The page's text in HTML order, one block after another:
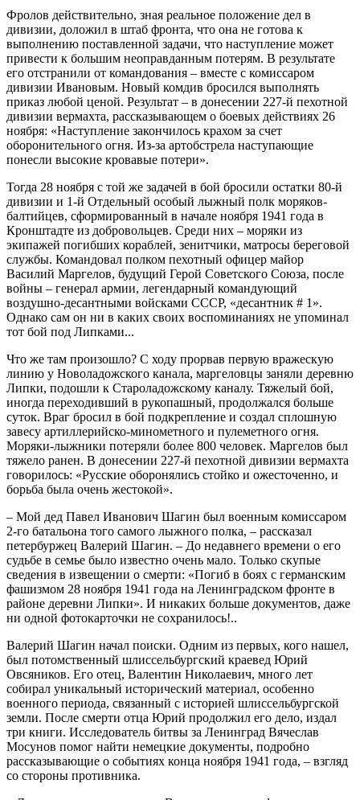
Фролов действительно, зная реальное положение дел в
дивизии, доложил в штаб фронта, что она не готова к
выполнению поставленной задачи, что наступление может
привести к большим неоправданным потерям. В результате
его отстранили от командования – вместе с комиссаром
дивизии Ивановым. Новый комдив бросился выполнять
приказ любой ценой. Результат – в донесении 227-й пехотной
дивизии вермахта, рассказывающем о боевых действиях 26
ноября: «Наступление закончилось крахом за счет
оборонительного огня. Из-за артобстрела наступающие
понесли высокие кровавые потери».
Тогда 28 ноября с той же задачей в бой бросили остатки 80-й
дивизии и 1-й Отдельный особый лыжный полк моряков-
балтийцев, сформированный в начале ноября 1941 года в
Кронштадте из добровольцев. Среди них – моряки из
экипажей погибших кораблей, зенитчики, матросы береговой
службы. Командовал полком пехотный офицер майор
Василий Маргелов, будущий Герой Советского Союза, после
войны – генерал армии, легендарный командующий
воздушно-десантными войсками СССР, «десантник # 1».
Однако сам он ни в каких своих воспоминаниях не упоминал
тот бой под Липками...
Что же там произошло? С ходу прорвав первую вражескую
линию у Новоладожского канала, маргеловцы заняли деревню
Липки, подошли к Староладожскому каналу. Тяжелый бой,
иногда переходивший в рукопашный, продолжался больше
суток. Враг бросил в бой подкрепление и создал сплошную
завесу артиллерийско-минометного и пулеметного огня.
Моряки-лыжники потеряли более 800 человек. Маргелов был
тяжело ранен. В донесении 227-й пехотной дивизии вермахта
говорилось: «Русские оборонялись стойко и ожесточенно, и
борьба была очень жестокой».
– Мой дед Павел Иванович Шагин был военным комиссаром
2-го батальона того самого лыжного полка, – рассказал
петербуржец Валерий Шагин. – До недавнего времени о его
судьбе в семье было известно очень мало. Только скупые
сведения в извещении о смерти: «Погиб в боях с германским
фашизмом 28 ноября 1941 года на Ленинградском фронте в
районе деревни Липки». И никаких больше документов, даже
ни одной фотокарточки не сохранилось!..
Валерий Шагин начал поиски. Одним из первых, кого нашел,
был потомственный шлиссельбургский краевед Юрий
Овсяников. Его отец, Валентин Николаевич, много лет
собирал уникальный исторический материал, особенно
военного периода, связанный с историей шлиссельбургской
земли. После смерти отца Юрий продолжил его дело, издал
три книги. Исследователь битвы за Ленинград Вячеслав
Мосунов помог найти немецкие документы, подробно
рассказывающие о событиях конца ноября 1941 года, – взгляд
со стороны противника.